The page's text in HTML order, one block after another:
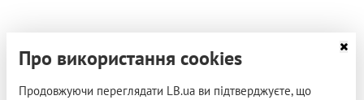
Про використання cookies
Продовжуючи переглядати LB.ua ви підтверджуєте, що